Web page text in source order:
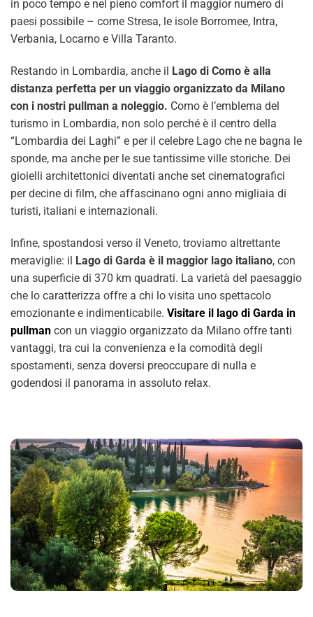
in poco tempo e nel pieno comfort il maggior numero di
paesi possibile – come Stresa, le isole Borromee, Intra,
Verbania, Locarno e Villa Taranto.
Restando in Lombardia, anche il
Lago di Como è alla
distanza perfetta per un viaggio organizzato da Milano
con i nostri pullman a noleggio. Como è l’emblema del
turismo in Lombardia, non solo perché è il centro della
“Lombardia dei Laghi” e per il celebre Lago che ne bagna le
sponde, ma anche per le sue tantissime ville storiche. Dei
gioielli architettonici diventati anche set cinematografici
per decine di film, che affascinano ogni anno migliaia di
turisti, italiani e internazionali.
Infine, spostandosi verso il Veneto, troviamo altrettante
meraviglie: il Lago di Garda è il maggior lago italiano, con
una superficie di 370 km quadrati. La varietà del paesaggio
che lo caratterizza offre a chi lo visita uno spettacolo
emozionante e indimenticabile. Visitare il lago di Garda in
pullman con un viaggio organizzato da Milano offre tanti
vantaggi, tra cui la convenienza e la comodità degli
spostamenti, senza doversi preoccupare di nulla e
godendosi il panorama in assoluto relax.